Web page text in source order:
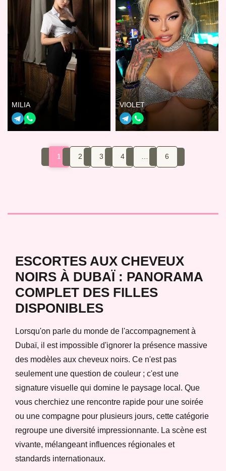
ESCORTES AUX CHEVEUX
NOIRS À DUBAÏ : PANORAMA
COMPLET DES FILLES
DISPONIBLES
Lorsqu'on parle du monde de l'accompagnement à
Dubaï, il est impossible d'ignorer la présence massive
des modèles aux cheveux noirs. Ce n'est pas
seulement une question de couleur ; c'est une
signature visuelle qui domine le paysage local. Que
vous cherchiez une rencontre rapide pour une soirée
ou une compagne pour plusieurs jours, cette catégorie
regroupe une diversité impressionnante. La scène est
vivante, mélangeant influences régionales et
standards internationaux.
MILIA VIOLET
1 2 3 4 6